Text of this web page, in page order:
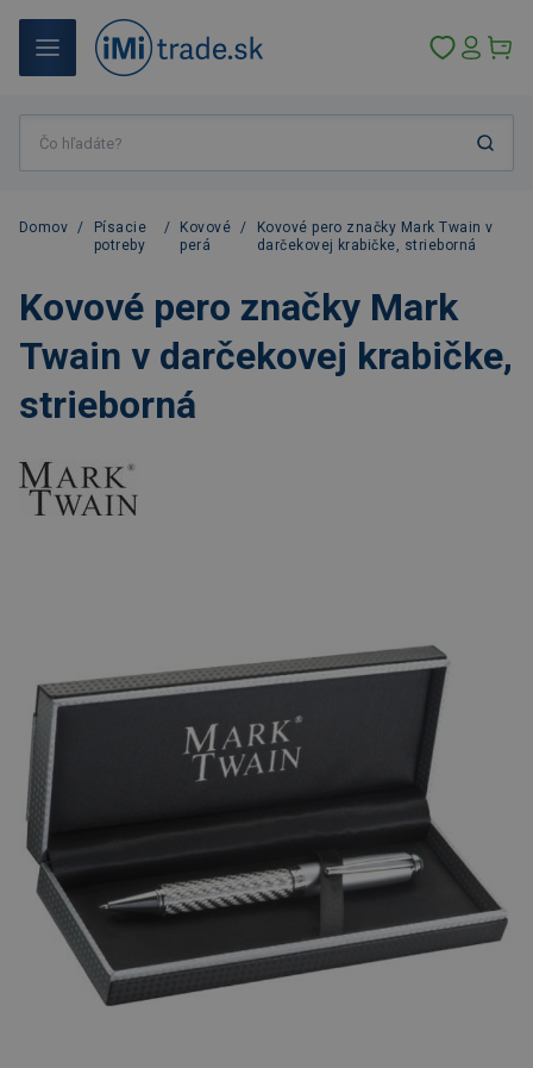
Domov /
Písacie
potreby
/
Kovové
perá
/
Kovové pero značky Mark Twain v
darčekovej krabičke, strieborná
Kovové pero značky Mark
Twain v darčekovej krabičke,
strieborná